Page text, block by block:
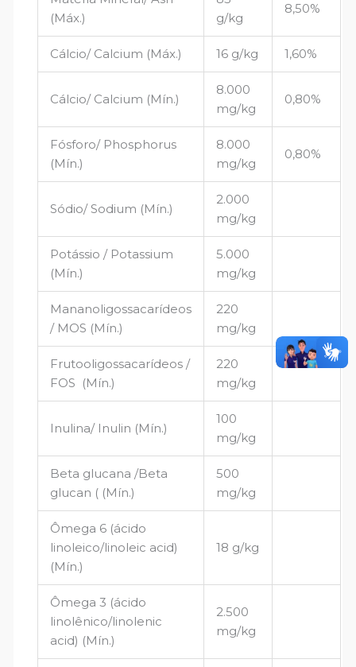
(Máx.)
g/kg
8,50%
Cálcio/ Calcium (Máx.) 16 g/kg 1,60%
Cálcio/ Calcium (Mín.)
8.000
mg/kg
0,80%
Fósforo/ Phosphorus
(Mín.)
8.000
mg/kg
0,80%
Sódio/ Sodium (Mín.)
2.000
mg/kg
Potássio / Potassium
(Mín.)
5.000
mg/kg
Mananoligossacarídeos
/ MOS (Mín.)
220
mg/kg
Frutooligossacarídeos /
FOS (Mín.)
220
mg/kg
Inulina/ Inulin (Mín.)
100
mg/kg
Beta glucana /Beta
glucan ( (Mín.)
500
mg/kg
Ômega 6 (ácido
linoleico/linoleic acid)
(Mín.)
18 g/kg
Ômega 3 (ácido
linolênico/linolenic
acid) (Mín.)
2.500
mg/kg